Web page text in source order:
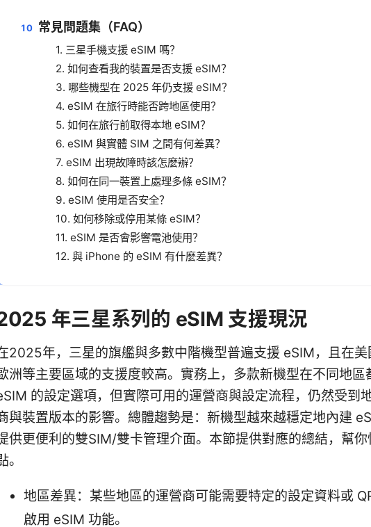
常見問題集（FAQ）
1. 三星手機支援 eSIM 嗎？
2. 如何查看我的裝置是否支援 eSIM？
3. 哪些機型在 2025 年仍支援 eSIM？
4. eSIM 在旅行時能否跨地區使用？
5. 如何在旅行前取得本地 eSIM？
6. eSIM 與實體 SIM 之間有何差異？
7. eSIM 出現故障時該怎麼辦？
8. 如何在同一裝置上處理多條 eSIM？
9. eSIM 使用是否安全？
10. 如何移除或停用某條 eSIM？
11. eSIM 是否會影響電池使用？
12. 與 iPhone 的 eSIM 有什麼差異？
年三星系列的 eSIM 支援現況
2025年，三星的旗艦與多數中階機型普遍支援 eSIM，且在
洲等主要區域的支援度較高。實務上，多款新機型在不同地區
的設定選項，但實際可用的運營商與設定流程，仍然受到
與裝置版本的影響。總體趨勢是：新機型越來越穩定地內建
供更便利的雙SIM/雙卡管理介面。本節提供對應的總結，幫
。
地區差異：某些地區的運營商可能需要特定的設定資料或
啟用 eSIM 功能。